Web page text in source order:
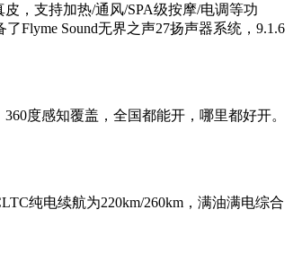
，支持加热/通风/SPA级按摩/电调等功
Flyme Sound无界之声27扬声器系统，9.1.6
度感知覆盖，全国都能开，哪里都好开。
纯电续航为220km/260km，满油满电综合